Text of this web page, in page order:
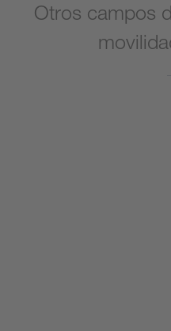
Otros campos